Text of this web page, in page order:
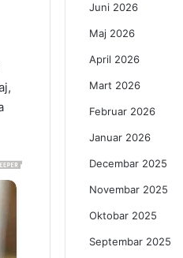
Juni 2026
Maj 2026
April 2026
Mart 2026
Februar 2026
Januar 2026
Decembar 2025
Novembar 2025
Oktobar 2025
Septembar 2025